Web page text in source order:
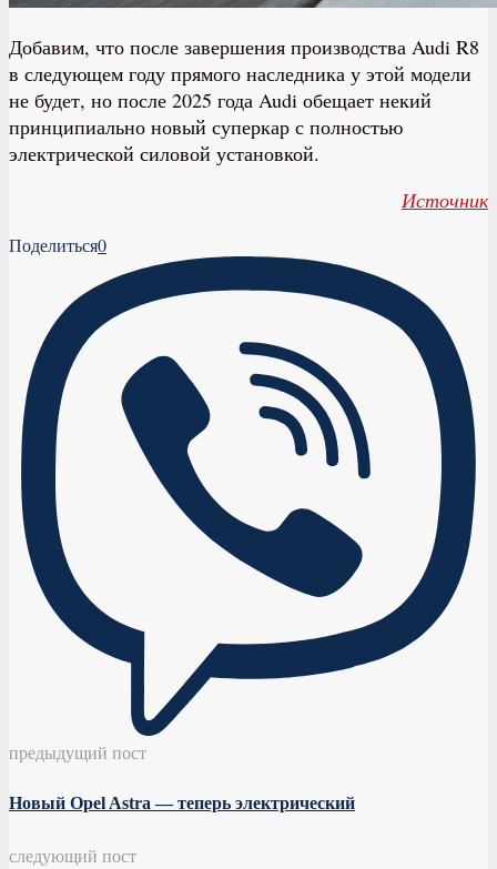
Добавим, что после завершения производства Audi R8
в следующем году прямого наследника у этой модели
не будет, но после 2025 года Audi обещает некий
принципиально новый суперкар с полностью
электрической силовой установкой.
Источник
Поделиться0
предыдущий пост
Новый Opel Astra — теперь электрический
следующий пост